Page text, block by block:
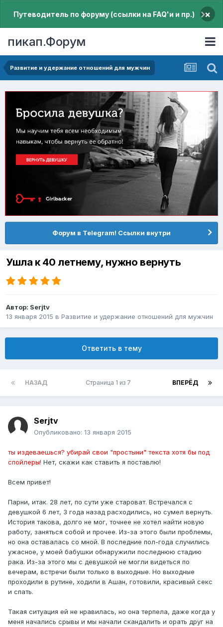
Путеводитель по форуму (ссылки на FAQ'и и пр.) ×
пикап.Форум
Pазвитие и удержание отношений для мужчин
Форум в Telegram! Ссылки внутри
Ушла к 40 летнему, нужно вернуть
Автор: Serjtv
13 января 2015 в Pазвитие и удержание отношений для мужчин
Ответить в тему
НАЗАД ВПЕРЁД
Страница 1 из 7
Serjtv
Опубликовано: 13 января 2015
ты издеваешься? убирай свои "простыни" текста хотя бы под
спойлеры! Нет, скажи как ставить я поставлю!
Всем привет!
Парни, итак. 28 лет, по сути уже староват. Встречался с
девушкой 6 лет, 3 года назад расходились, но сумел вернуть.
История такова, долго не мог, точнее не хотел найти новую
работу, заняться собой и прочее. Из-за этого были проблемы,
но она оставалась со мной. В последние пол-года случились
ужасное, у моей бабушки обнаружили последнюю стадию
рака. Из-за этого мы с девушкой не могли видеться по
вечерам, встречи были только в выходные. Но выходные
проходили в рутине, ходили в Ашан, готовили, красивый секс
и спать.
Такая ситуация ей не нравилась, но она терпела, даже когда у
меня начались срывы и мы начали скандалить и орать друг на